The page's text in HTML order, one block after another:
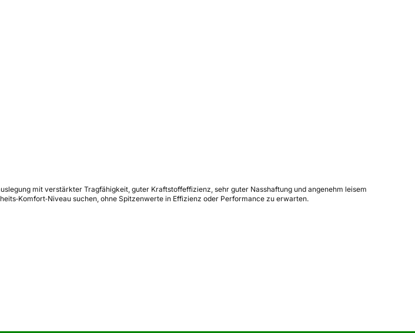
mit verstärkter Tragfähigkeit, guter Kraftstoffeffizienz, sehr guter Nasshaftung und angenehm leisem
suchen, ohne Spitzenwerte in Effizienz oder Performance zu erwarten.